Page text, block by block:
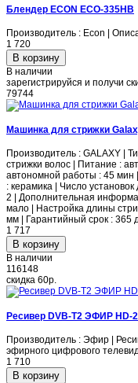
Блендер ECON ECO-335HB
Производитель : Econ |
1 720
В наличии
зарегистрируйся и получи
79744
Машинка для стрижки
Производитель : GALAXY |
стрижки волос | Питание :
автономной работы : 45 мин
: керамика | Число
2 | Дополнительная
мало | Настройка длины
мм | Гарантийный срок : 365
1 717
В наличии
116148
скидка 60р.
Ресивер DVB-T2 ЭФИР HD-
Производитель : Эфир |
эфирного цифрового
1 710